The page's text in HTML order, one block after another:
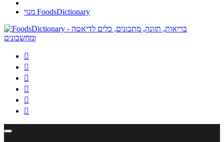
מנוי FoodsDictionary





